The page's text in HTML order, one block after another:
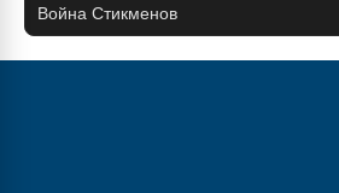
Война Стикменов